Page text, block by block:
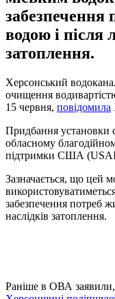
забезпечення
водою і після
затоплення.
Херсонський
очищення
15 червня, повідомила
Придбання установки
обласному
підтримки США
Зазначається, що цей
забезпечення потреб
наслідків затоплення.
Раніше в ОВА